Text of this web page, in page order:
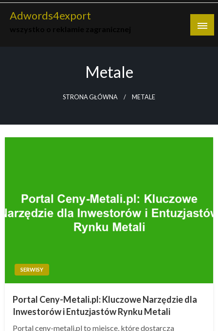
Skip
Adwords4export
Metale
STRONA GŁÓWNA METALE
SERWISY
Portal Ceny-Metali.pl: Kluczowe Narzędzie dla
Inwestorów i Entuzjastów Rynku Metali
Portal ceny-metali.pl to miejsce, które dostarcza